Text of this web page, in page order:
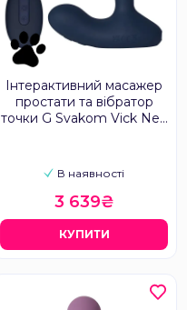
Інтерактивний масажер
простати та вібратор
точки G Svakom Vick Neo
В наявності
3 639₴
КУПИТИ